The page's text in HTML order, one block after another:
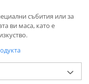
събития или за
ви маса, като е